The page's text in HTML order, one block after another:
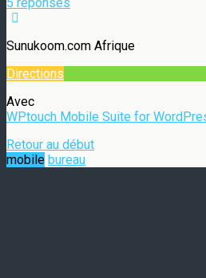
5 réponses
Sunukoom.com Afrique
Directions
Avec
WPtouch Mobile Suite for
Retour au début
mobile bureau